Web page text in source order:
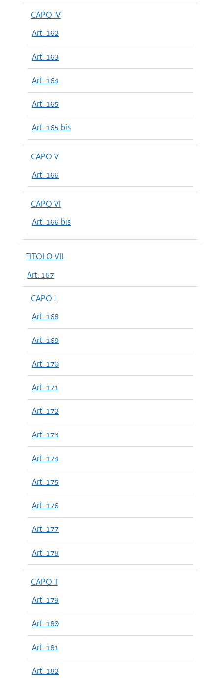
CAPO IV
Art. 162
Art. 163
Art. 164
Art. 165
Art. 165 bis
CAPO V
Art. 166
CAPO VI
Art. 166 bis
TITOLO VII
Art. 167
CAPO I
Art. 168
Art. 169
Art. 170
Art. 171
Art. 172
Art. 173
Art. 174
Art. 175
Art. 176
Art. 177
Art. 178
CAPO II
Art. 179
Art. 180
Art. 181
Art. 182